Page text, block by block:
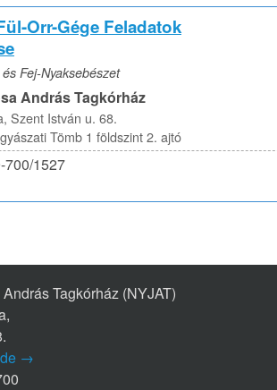
Orr-Gége Feladatok
Fej-Nyaksebészet
András Tagkórház
Szent István u. 68.
Tömb 1 földszint 2. ajtó
700/1527
Tagkórház (NYJAT)
→